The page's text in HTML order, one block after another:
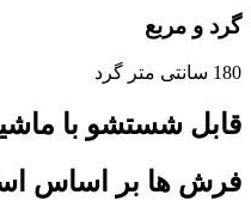
گرد و مربع
180 سانتی متر گرد
قابل شستشو با
فرش ها بر اساس